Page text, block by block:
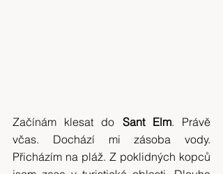
Začínám klesat do Sant Elm. Právě
včas. Dochází mi zásoba vody.
Přicházím na pláž. Z poklidných kopců